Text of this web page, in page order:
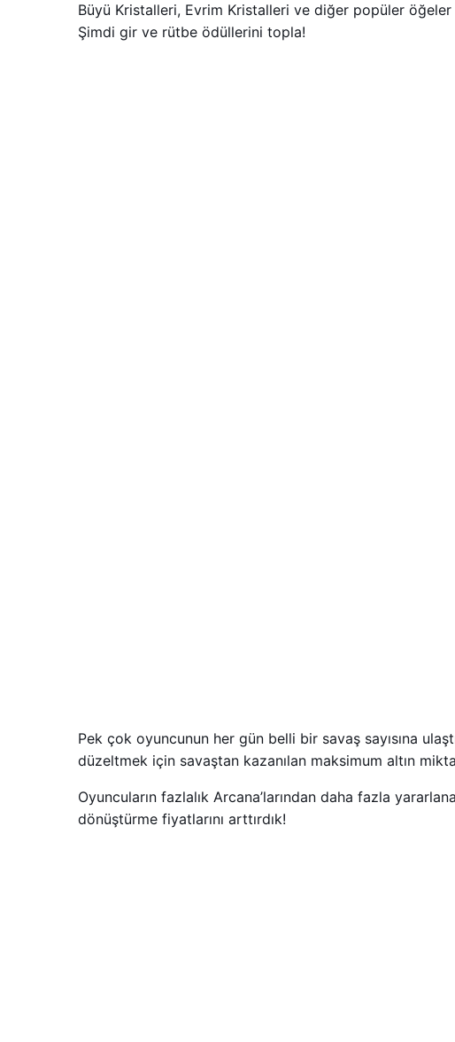
Büyü Kristalleri, Evrim Kristalleri ve diğer popüler öğeler
Şimdi gir ve rütbe ödüllerini topla!
Pek çok oyuncunun her gün belli bir savaş sayısına
düzeltmek için savaştan kazanılan maksimum altın
Oyuncuların fazlalık Arcana’larından daha fazla
dönüştürme fiyatlarını arttırdık!